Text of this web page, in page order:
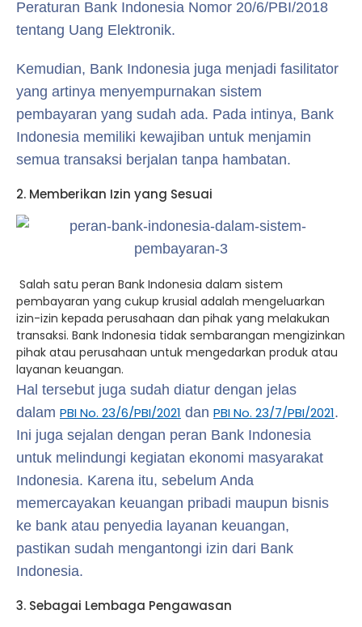
Peraturan Bank Indonesia Nomor 20/6/PBI/2018
tentang Uang Elektronik.
Kemudian, Bank Indonesia juga menjadi fasilitator
yang artinya menyempurnakan sistem
pembayaran yang sudah ada. Pada intinya, Bank
Indonesia memiliki kewajiban untuk menjamin
semua transaksi berjalan tanpa hambatan.
2. Memberikan Izin yang Sesuai
Salah satu peran Bank Indonesia dalam sistem
pembayaran yang cukup krusial adalah mengeluarkan
izin-izin kepada perusahaan dan pihak yang melakukan
transaksi. Bank Indonesia tidak sembarangan mengizinkan
pihak atau perusahaan untuk mengedarkan produk atau
layanan keuangan.
Hal tersebut juga sudah diatur dengan jelas
dalam PBI No. 23/6/PBI/2021 dan PBI No. 23/7/PBI/2021.
Ini juga sejalan dengan peran Bank Indonesia
untuk melindungi kegiatan ekonomi masyarakat
Indonesia. Karena itu, sebelum Anda
memercayakan keuangan pribadi maupun bisnis
ke bank atau penyedia layanan keuangan,
pastikan sudah mengantongi izin dari Bank
Indonesia.
3. Sebagai Lembaga Pengawasan